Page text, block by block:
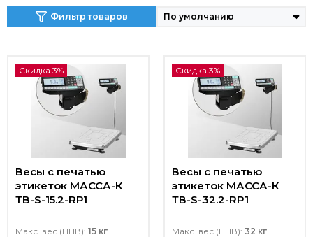
Фильтр товаров
Скидка 3%
Весы с печатью
этикеток МАССА-К
ТВ-S-15.2-RР1
Макс. вес (НПВ): 15 кг
Скидка 3%
Весы с печатью
этикеток МАССА-К
ТВ-S-32.2-RP1
Макс. вес (НПВ): 32 кг